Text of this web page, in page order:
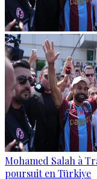
Mohamed Salah à
poursuit en Türkiye